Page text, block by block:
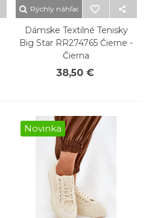
Rýchly náhľad
Dámske Textilné Tenisky
Big Star RR274765 Čierne -
Čierna
38,50 €
Novinka